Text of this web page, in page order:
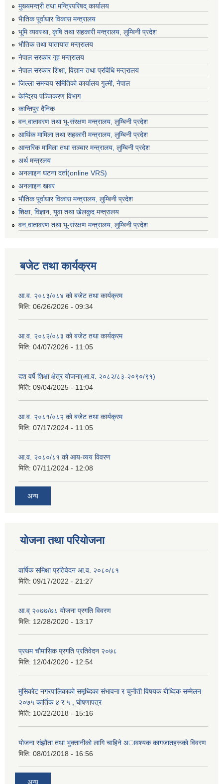
मुख्यमन्त्री तथा मन्त्रिपरिषद् कार्यालय
भैातिक पूर्वाधार विकास मन्त्रालय
भूमि व्यवस्था, कृषि तथा सहकारी मन्त्रालय, लु्म्बिनी प्रदेश
भाैतिक तथा यातायात मन्त्रालय
नेपाल सरकार गृह मन्त्रालय
नेपाल सरकार शिक्षा, विज्ञान तथा प्रविधि मन्त्रालय
जिल्ला समन्वय समितिको कार्यालय गुल्मी, नेपाल
केन्द्रिय पञ्जिकरण विभाग
कान्तिपुर दैनिक
वन,वातावरण तथा भू-संरक्षण मन्त्रालय, लुम्बिनी प्रदेश
आर्थिक मामिला तथा सहकारी मन्त्रालय, लुम्बिनी प्रदेश
आन्तरिक मामिला तथा सञ्चार मन्त्रालय, लुम्बिनी प्रदेश
अर्थ मन्त्रलय
अनलाइन घटना दर्ता(online VRS)
अनलाइन खबर
भौतिक पूर्वाधार विकास मन्त्रालय, लुम्बिनी प्रदेश
शिक्षा, विज्ञान, युवा तथा खेलकुद मन्‍‍त्रालय
वन,वातावरण तथा भू-संरक्षण मन्त्रालय, लुम्बिनी प्रदेश
बजेट तथा कार्यक्रम
आ.व. २०८३/०८४ को बजेट तथा कार्यक्रम
मिति: 06/26/2026 - 09:34
आ.व. २०८२/०८३ को बजेट तथा कार्यक्रम
मिति: 04/07/2026 - 11:05
दश वर्षे शिक्षा क्षेत्र योजना(आ.व. २०८२/८३-२०९०/९१)
मिति: 09/04/2025 - 11:04
आ.व. २०८१/०८२ को बजेट तथा कार्यक्रम
मिति: 07/17/2024 - 11:05
आ.व. २०८०/८१ को आय-व्यय विवरण
मिति: 07/11/2024 - 12:08
अन्य
योजना तथा परियोजना
वार्षिक समिक्षा प्रतिवेदन आ.व. २०८०/८१
मिति: 09/17/2022 - 21:27
आ.व् २०७७/७८ योजना प्रगति विवरण
मिति: 12/28/2020 - 13:17
प्रथम चाैमासिक प्रगति प्रतिवेदन २०७८
मिति: 12/04/2020 - 12:54
मुसिकाेट नगरपालिकाकाे समृध्दिका संभावना र चुनाैती विषयक बाैध्दिक सम्मेलन
२०७५ कार्तिक ४ र ५ , घाेषणापत्र
मिति: 10/22/2018 - 15:16
याेजना संझाैता तथा भुक्तानीकाे लागि चाहिने अावश्यक कागजातहरूकाे विवरण
मिति: 08/01/2018 - 16:56
अन्य